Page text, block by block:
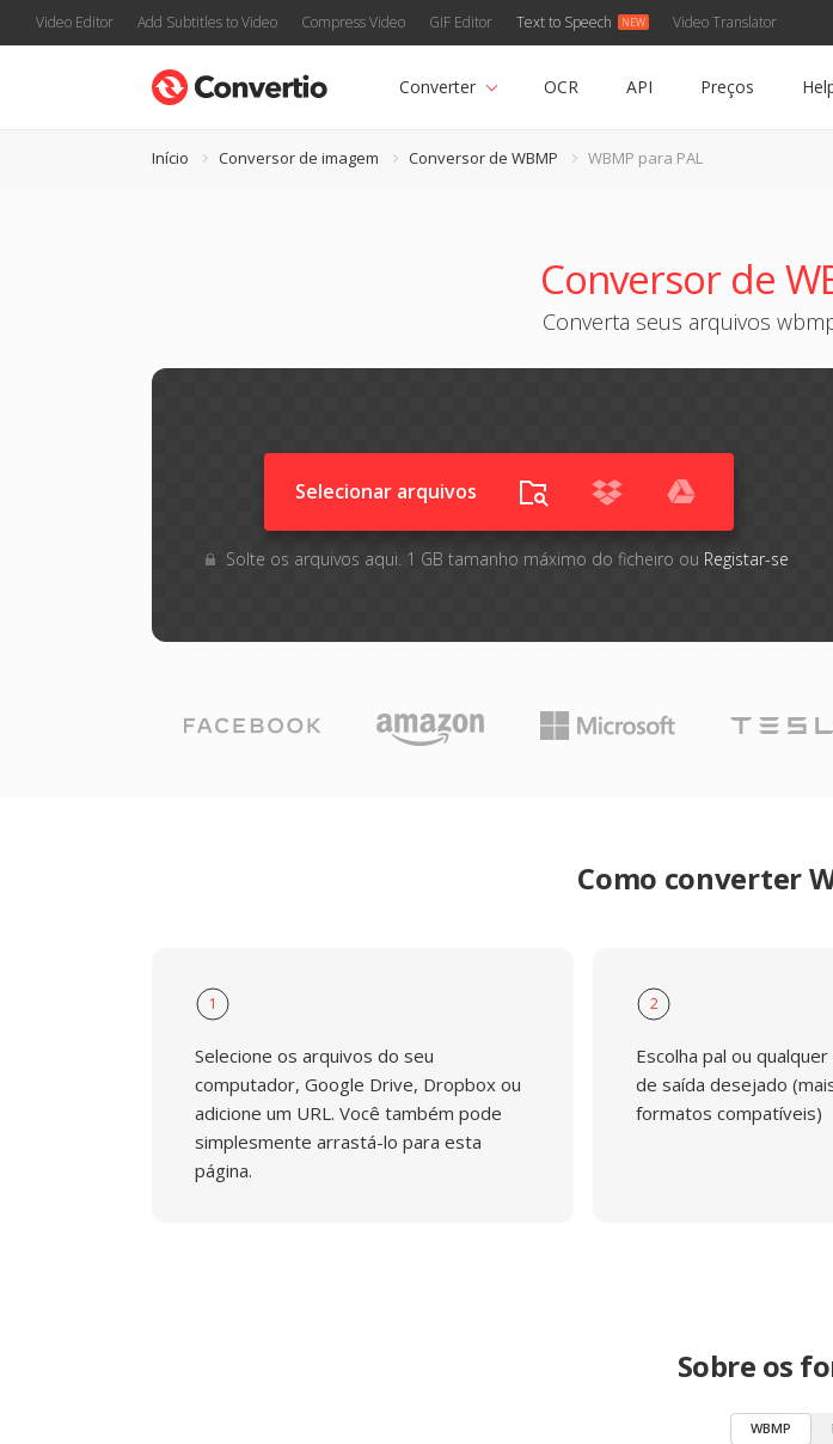
Video Editor Add Subtitles to Video Compress Video GIF Editor Text to Speech Video Translator
Converter OCR API Preços
Início Conversor de imagem Conversor de WBMP WBMP para PAL
Conversor de
Converta seus arquivos
Selecionar arquivos
Solte os arquivos aqui. 1 GB tamanho máximo do ficheiro ou Registar-se
Como converter
1
Selecione os arquivos do seu
computador, Google Drive, Dropbox ou
adicione um URL. Você também pode
simplesmente arrastá-lo para esta
página.
2
Escolha pal ou
de saída desejado
formatos compatíveis)
Sobre os
WBMP